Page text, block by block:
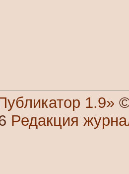
1.9»
Редакция